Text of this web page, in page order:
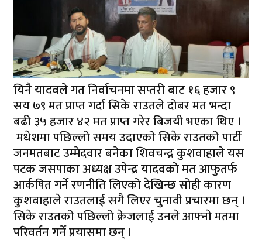
यिनै यादवले गत निर्वाचनमा सप्तरी बाट १६ हजार ९
सय ७९ मत प्राप्त गर्दा सिके राउतले दोबर मत भन्दा
बढी ३५ हजार ४२ मत प्राप्त गरेर बिजयी भएका थिए ।
मधेशमा पछिल्लो समय उदाएको सिके राउतको पार्टी
जनमतबाट उम्मेदवार बनेका शिवचन्द्र कुशवाहाले यस
पटक जसपाका अध्यक्ष उपेन्द्र यादवको मत आफुतर्फ
आर्कषित गर्ने रणनीति लिएको देखिन्छ सोही कारण
कुशवाहाले राउतलाई सगै लिएर चुनावी प्रचारमा छन् ।
सिके राउतको पछिल्लो क्रेजलाई उनले आफ्नाे मतमा
परिवर्तन गर्ने प्रयासमा छन् ।